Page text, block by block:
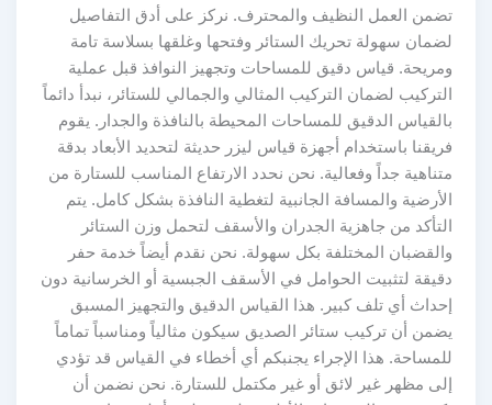
تضمن العمل النظيف والمحترف. نركز على أدق التفاصيل
لضمان سهولة تحريك الستائر وفتحها وغلقها بسلاسة تامة
ومريحة. قياس دقيق للمساحات وتجهيز النوافذ قبل عملية
التركيب لضمان التركيب المثالي والجمالي للستائر، نبدأ دائماً
بالقياس الدقيق للمساحات المحيطة بالنافذة والجدار. يقوم
فريقنا باستخدام أجهزة قياس ليزر حديثة لتحديد الأبعاد بدقة
متناهية جداً وفعالية. نحن نحدد الارتفاع المناسب للستارة من
الأرضية والمسافة الجانبية لتغطية النافذة بشكل كامل. يتم
التأكد من جاهزية الجدران والأسقف لتحمل وزن الستائر
والقضبان المختلفة بكل سهولة. نحن نقدم أيضاً خدمة حفر
دقيقة لتثبيت الحوامل في الأسقف الجبسية أو الخرسانية دون
إحداث أي تلف كبير. هذا القياس الدقيق والتجهيز المسبق
يضمن أن تركيب ستائر الصديق سيكون مثالياً ومناسباً تماماً
للمساحة. هذا الإجراء يجنبكم أي أخطاء في القياس قد تؤدي
إلى مظهر غير لائق أو غير مكتمل للستارة. نحن نضمن أن